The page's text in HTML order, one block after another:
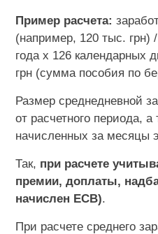
Пример расчета:
(например, 120 тыс. грн)
года х 126 календарных
грн (сумма пособия по
Размер среднедневной
от расчетного периода, а
начисленных за месяцы
Так, при расчете
премии, доплаты,
начислен ЕСВ).
При расчете среднего